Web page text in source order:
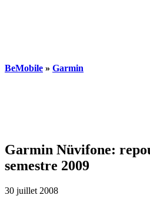
BeMobile » Garmin
Garmin Nüvifone:
semestre 2009
30 juillet 2008